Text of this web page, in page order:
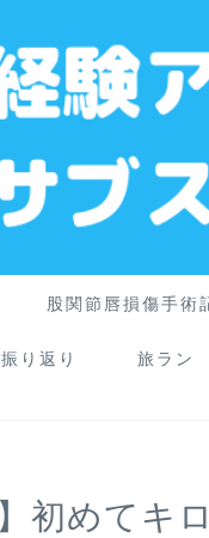
股関節唇損傷手術
振り返り 旅ラン
初めてキ